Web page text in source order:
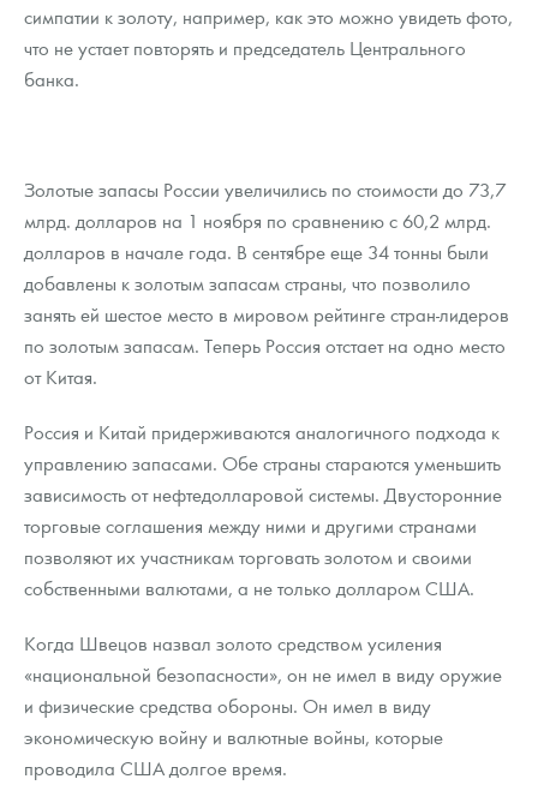
симпатии к золоту, например, как это можно увидеть фото,
что не устает повторять и председатель Центрального
банка.
Золотые запасы России увеличились по стоимости до 73,7
млрд. долларов на 1 ноября по сравнению с 60,2 млрд.
долларов в начале года. В сентябре еще 34 тонны были
добавлены к золотым запасам страны, что позволило
занять ей шестое место в мировом рейтинге стран-лидеров
по золотым запасам. Теперь Россия отстает на одно место
от Китая.
Россия и Китай придерживаются аналогичного подхода к
управлению запасами. Обе страны стараются уменьшить
зависимость от нефтедолларовой системы. Двусторонние
торговые соглашения между ними и другими странами
позволяют их участникам торговать золотом и своими
собственными валютами, а не только долларом США.
Когда Швецов назвал золото средством усиления
«национальной безопасности», он не имел в виду оружие
и физические средства обороны. Он имел в виду
экономическую войну и валютные войны, которые
проводила США долгое время.